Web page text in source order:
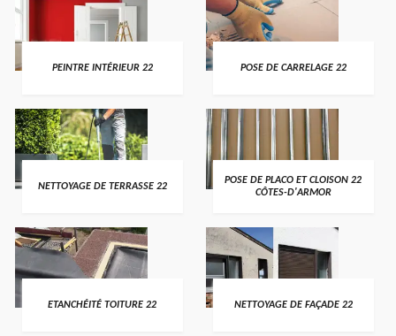
PEINTRE INTÉRIEUR 22 POSE DE CARRELAGE 22
NETTOYAGE DE TERRASSE 22
POSE DE PLACO ET CLOISON 22
CÔTES-D'ARMOR
ETANCHÉITÉ TOITURE 22 NETTOYAGE DE FAÇADE 22